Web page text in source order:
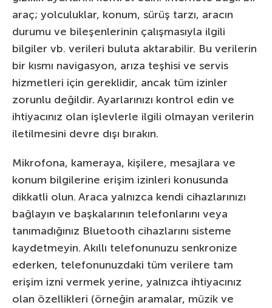
araç; yolculuklar, konum, sürüş tarzı, aracın
durumu ve bileşenlerinin çalışmasıyla ilgili
bilgiler vb. verileri buluta aktarabilir. Bu verilerin
bir kısmı navigasyon, arıza teşhisi ve servis
hizmetleri için gereklidir, ancak tüm izinler
zorunlu değildir. Ayarlarınızı kontrol edin ve
ihtiyacınız olan işlevlerle ilgili olmayan verilerin
iletilmesini devre dışı bırakın.
Mikrofona, kameraya, kişilere, mesajlara ve
konum bilgilerine erişim izinleri konusunda
dikkatli olun. Araca yalnızca kendi cihazlarınızı
bağlayın ve başkalarının telefonlarını veya
tanımadığınız Bluetooth cihazlarını sisteme
kaydetmeyin. Akıllı telefonunuzu senkronize
ederken, telefonunuzdaki tüm verilere tam
erişim izni vermek yerine, yalnızca ihtiyacınız
olan özellikleri (örneğin aramalar, müzik ve